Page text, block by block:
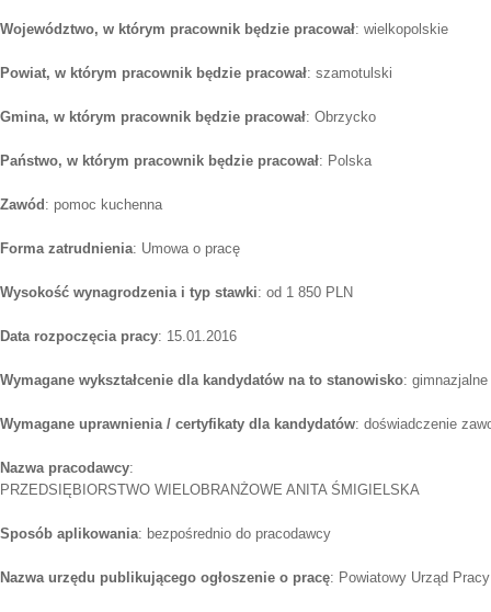
Województwo, w którym pracownik będzie pracował: wielkopolskie
Powiat, w którym pracownik będzie pracował: szamotulski
Gmina, w którym pracownik będzie pracował: Obrzycko
Państwo, w którym pracownik będzie pracował: Polska
Zawód : pomoc kuchenna
Forma zatrudnienia: Umowa o pracę
Wysokość wynagrodzenia i typ stawki: od 1 850 PLN
Data rozpoczęcia pracy: 15.01.2016
Wymagane wykształcenie dla kandydatów na to stanowisko: gimnazjalne
Wymagane uprawnienia / certyfikaty dla kandydatów: doświadczenie
Nazwa pracodawcy:
PRZEDSIĘBIORSTWO WIELOBRANŻOWE ANITA ŚMIGIELSKA
Sposób aplikowania: bezpośrednio do pracodawcy
Nazwa urzędu publikującego ogłoszenie o pracę: Powiatowy Urząd